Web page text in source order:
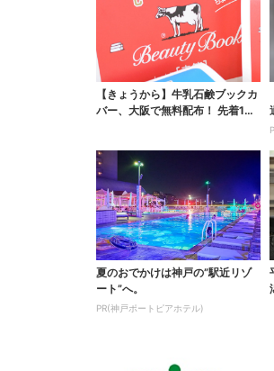
【きょうから】牛乳石鹸ブックカ
バー、大阪で無料配布！ 先着100
夏のおでかけは神戸の”駅近リゾ
ート”へ。
PR(神戸ポートピアホテル)